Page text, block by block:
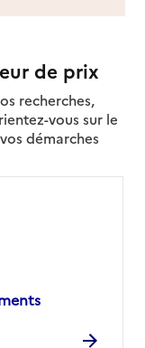
de prix
recherches,
vous sur le
démarches